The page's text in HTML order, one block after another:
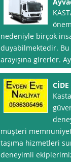
nedeniyle birçok
duyabilmektedir.
arayışına girerler.
CİDE
müşteri
taşıma hizmetleri
deneyimli